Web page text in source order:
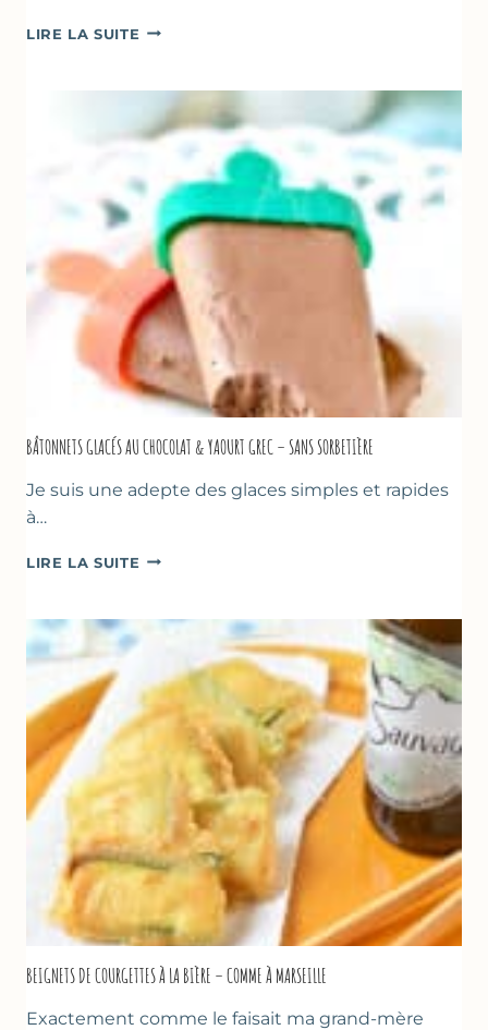
LIRE LA SUITE SOUPE
COURGETTES
AU
CITRON
BASILIC
BÂTONNETS GLACÉS AU CHOCOLAT & YAOURT GREC – SANS SORBETIÈRE
Je suis une adepte des glaces simples et rapides
à…
LIRE LA SUITE BÂTONNETS
CHOCOLAT
YAOURT
GREC
–
SANS
SORBETIÈRE
BEIGNETS DE COURGETTES À LA BIÈRE – COMME À MARSEILLE
Exactement comme le faisait ma grand-mère